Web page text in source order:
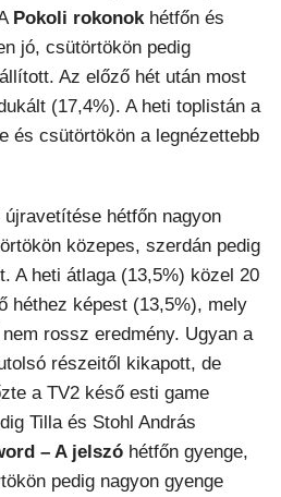
Pokoli rokonok hétfőn és
jó, csütörtökön pedig
Az előző hét után most
(17,4%). A heti toplistán a
és csütörtökön a legnézettebb
újravetítése hétfőn nagyon
közepes, szerdán pedig
A heti átlaga (13,5%) közel 20
héthez képest (13,5%), mely
rossz eredmény. Ugyan a
részeitől kikapott, de
a TV2 késő esti game
Tilla és Stohl András
– A jelszó hétfőn gyenge,
pedig nagyon gyenge